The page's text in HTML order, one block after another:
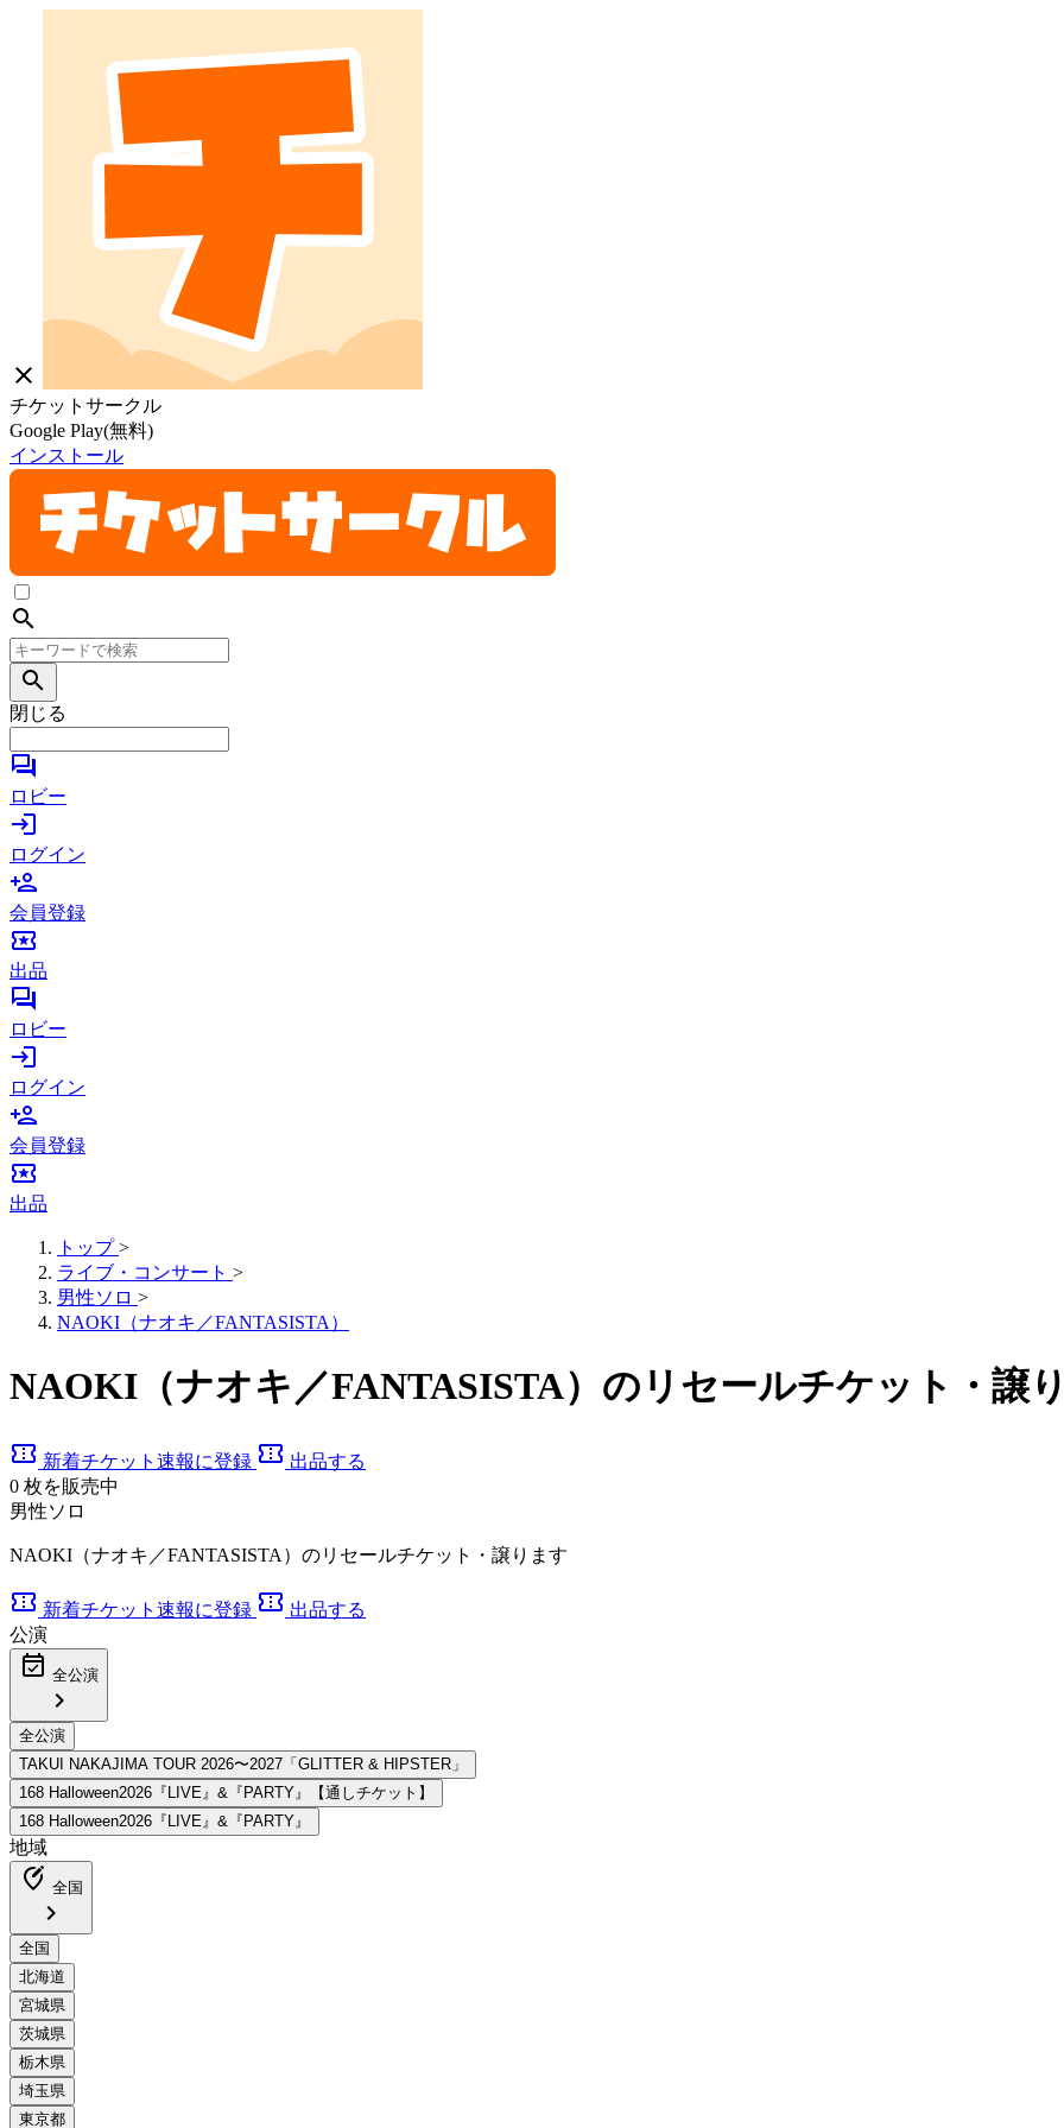
close
チケットサークル
Google Play(無料)
インストール
search
search
閉じる
forum
ロビー
login
ログイン
person_add
会員登録
local_activity
出品
forum
ロビー
login
ログイン
person_add
会員登録
local_activity
出品
トップ >
ライブ・コンサート >
男性ソロ >
NAOKI（ナオキ／FANTASISTA）
NAOKI（ナオキ／FANTASISTA）のリセールチケット・譲
confirmation_number 新着チケット速報に登録 confirmation_number 出品する
0 枚を販売中
男性ソロ
NAOKI（ナオキ／FANTASISTA）のリセールチケット・譲ります
confirmation_number 新着チケット速報に登録 confirmation_number 出品する
公演
event_available 全公演
chevron_right
地域
edit_location_alt 全国
chevron_right